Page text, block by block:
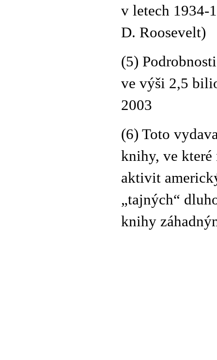
v letech 1934-
D. Roosevelt)
(5)
ve výši 2,5
2003
(6) Toto
knihy, ve
aktivit
„tajných“
knihy